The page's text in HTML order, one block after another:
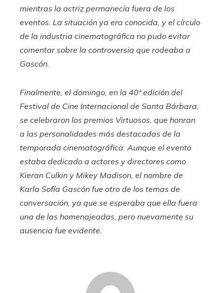
mientras la actriz permanecía fuera de los
eventos. La situación ya era conocida, y el círculo
de la industria cinematográfica no pudo evitar
comentar sobre la controversia que rodeaba a
Gascón.
Finalmente, el domingo, en la 40ª edición del
Festival de Cine Internacional de Santa Bárbara,
se celebraron los premios Virtuosos, que honran
a las personalidades más destacadas de la
temporada cinematográfica. Aunque el evento
estaba dedicado a actores y directores como
Kieran Culkin y Mikey Madison, el nombre de
Karla Sofía Gascón fue otro de los temas de
conversación, ya que se esperaba que ella fuera
una de las homenajeadas, pero nuevamente su
ausencia fue evidente.